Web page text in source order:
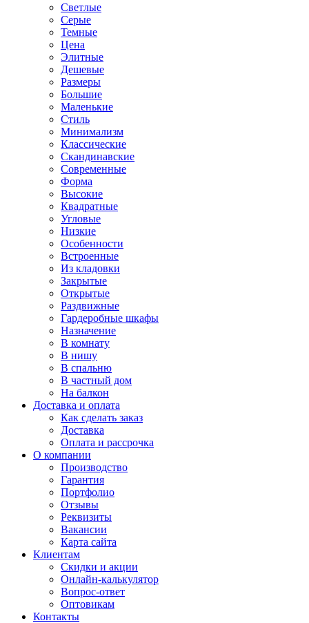
Светлые
Серые
Темные
Цена
Элитные
Дешевые
Размеры
Большие
Маленькие
Стиль
Минимализм
Классические
Скандинавские
Современные
Форма
Высокие
Квадратные
Угловые
Низкие
Особенности
Встроенные
Из кладовки
Закрытые
Открытые
Раздвижные
Гардеробные шкафы
Назначение
В комнату
В нишу
В спальню
В частный дом
На балкон
Доставка и оплата
Как сделать заказ
Доставка
Оплата и рассрочка
О компании
Производство
Гарантия
Портфолио
Отзывы
Реквизиты
Вакансии
Карта сайта
Клиентам
Скидки и акции
Онлайн-калькулятор
Вопрос-ответ
Оптовикам
Контакты